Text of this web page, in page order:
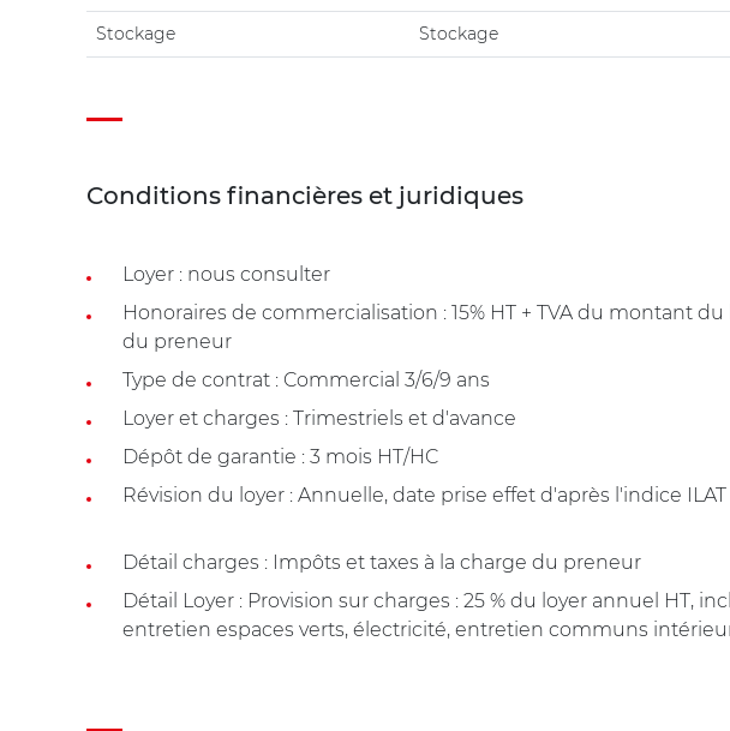
Stockage Stockage
Conditions financières et juridiques
Loyer : nous consulter
Honoraires de commercialisation : 15% HT + TVA du montant
du preneur
Type de contrat : Commercial 3/6/9 ans
Loyer et charges : Trimestriels et d'avance
Dépôt de garantie : 3 mois HT/HC
Révision du loyer : Annuelle, date prise effet d'après l'indice ILAT
Détail charges : Impôts et taxes à la charge du preneur
Détail Loyer : Provision sur charges : 25 % du loyer annuel HT,
entretien espaces verts, électricité, entretien communs